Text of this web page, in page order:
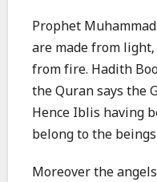
Prophet
are made from
from fire. Hadith
the Quran says the
Hence Iblis having
belong to the
Moreover the